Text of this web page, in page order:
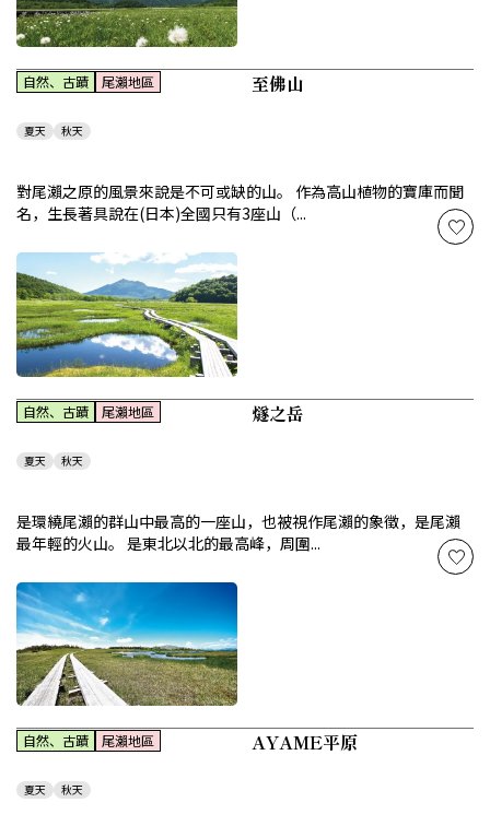
自然、古蹟 尾瀨地區 至佛山
夏天 秋天
對尾瀨之原的風景來說是不可或缺的山。 作為高山植物的寶庫而聞
名，生長著具說在(日本)全國只有3座山（...
自然、古蹟 尾瀨地區 燧之岳
夏天 秋天
是環繞尾瀨的群山中最高的一座山，也被視作尾瀨的象徵，是尾瀨
最年輕的火山。 是東北以北的最高峰，周圍...
自然、古蹟 尾瀨地區 AYAME平原
夏天 秋天